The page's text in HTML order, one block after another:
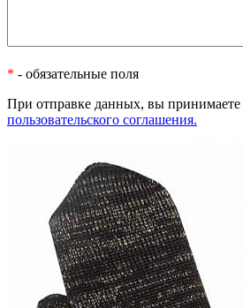
* - обязательные поля
При отправке данных, вы принимаете
пользовательского соглашения.